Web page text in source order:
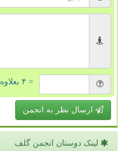
= ۴ بعلاوه ۳
ارسال نظر به انجمن
لینک دوستان انجمن گلف